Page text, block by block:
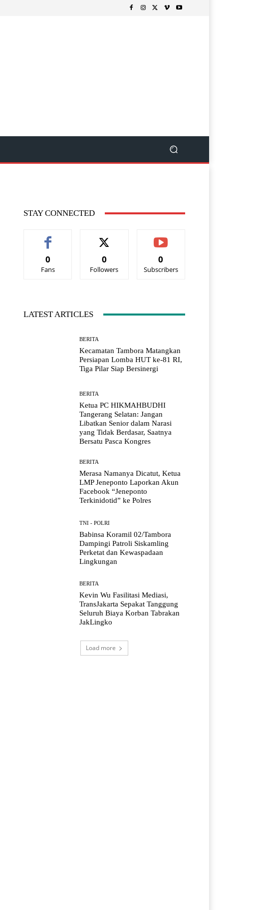
STAY CONNECTED
0
Fans
0
Followers
0
Subscribers
LATEST ARTICLES
BERITA
Kecamatan Tambora Matangkan
Persiapan Lomba HUT ke-81 RI,
Tiga Pilar Siap Bersinergi
BERITA
Ketua PC HIKMAHBUDHI
Tangerang Selatan: Jangan
Libatkan Senior dalam Narasi
yang Tidak Berdasar, Saatnya
Bersatu Pasca Kongres
BERITA
Merasa Namanya Dicatut, Ketua
LMP Jeneponto Laporkan Akun
Facebook “Jeneponto
Terkinidotid” ke Polres
TNI - POLRI
Babinsa Koramil 02/Tambora
Dampingi Patroli Siskamling
Perketat dan Kewaspadaan
Lingkungan
BERITA
Kevin Wu Fasilitasi Mediasi,
TransJakarta Sepakat Tanggung
Seluruh Biaya Korban Tabrakan
JakLingko
Load more